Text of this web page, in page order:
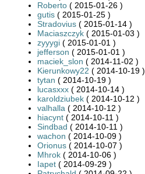
Roberto ( 2015-01-26 )
gutis ( 2015-01-25 )
Stradovius ( 2015-01-14 )
Maciaszczyk ( 2015-01-03 )
zyyygi ( 2015-01-01 )
jefferson ( 2015-01-01 )
maciek_slon ( 2014-11-02 )
Kierunkowy22 ( 2014-10-19 )
tytan ( 2014-10-19 )
lucasxxx ( 2014-10-14 )
karoldziubek ( 2014-10-12 )
valhalla ( 2014-10-12 )
hiacynt ( 2014-10-11 )
Sindbad ( 2014-10-11 )
wachon ( 2014-10-09 )
Orionus ( 2014-10-07 )
Mhrok ( 2014-10-06 )
Iapet ( 2014-09-29 )